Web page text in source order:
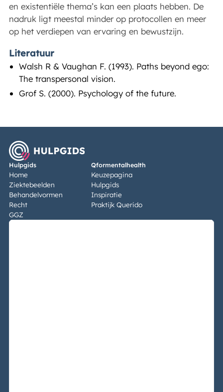
en existentiële thema’s kan een plaats hebben. De
nadruk ligt meestal minder op protocollen en meer
op het verdiepen van ervaring en bewustzijn.
Literatuur
Walsh R & Vaughan F. (1993). Paths beyond ego:
The transpersonal vision.
Grof S. (2000). Psychology of the future.
Hulpgids
Home
Ziektebeelden
Behandelvormen
Recht
GGZ
Qformentalhealth
Keuzepagina
Hulpgids
Inspiratie
Praktijk Querido